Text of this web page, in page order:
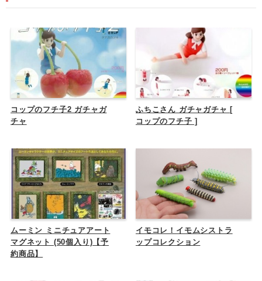
コップのフチ子2 ガチャガ
チャ
ふちこさん ガチャガチャ [
コップのフチ子 ]
ムーミン ミニチュアアート
マグネット (50個入り)【予
約商品】
イモコレ！イモムシストラ
ップコレクション